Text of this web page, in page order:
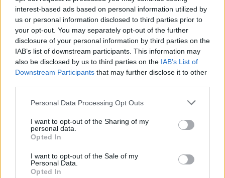
interest-based ads based on personal information utilized by
us or personal information disclosed to third parties prior to
your opt-out. You may separately opt-out of the further
disclosure of your personal information by third parties on the
IAB’s list of downstream participants. This information may
also be disclosed by us to third parties on the IAB’s List of
Downstream Participants that may further disclose it to other
Personal Data Processing Opt Outs
I want to opt-out of the Sharing of my
personal data.
Opted In
I want to opt-out of the Sale of my
Personal Data.
Opted In
Βιταμίνη B12: Τροφές φυτικής
προέλευσης για όσους δεν τρώνε κρέας